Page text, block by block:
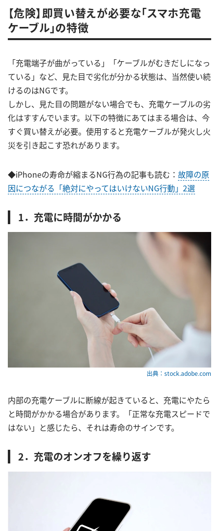
【危険】即買い替えが必要な「スマホ充電
ケーブル」の特徴
「充電端子が曲がっている」「ケーブルがむきだしになっ
ている」など、見た目で劣化が分かる状態は、当然使い続
けるのはNGです。
しかし、見た目の問題がない場合でも、充電ケーブルの劣
化はすすんでいます。以下の特徴にあてはまる場合は、今
すぐ買い替えが必要。使用すると充電ケーブルが発火し火
災を引き起こす恐れがあります。
◆iPhoneの寿命が縮まるNG行為の記事も読む： 故障の原
因につながる「絶対にやってはいけないNG行動」2選
1．充電に時間がかかる
出典：stock.adobe.com
内部の充電ケーブルに断線が起きていると、充電にやたら
と時間がかかる場合があります。「正常な充電スピードで
はない」と感じたら、それは寿命のサインです。
2．充電のオンオフを繰り返す